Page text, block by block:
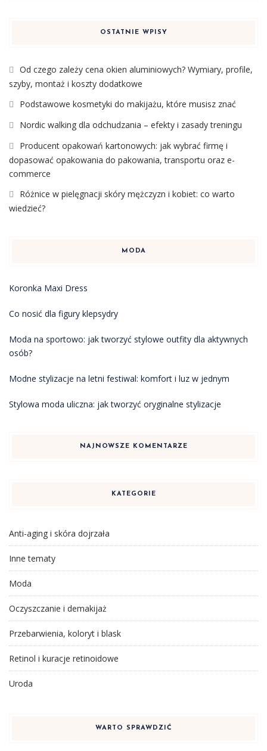
OSTATNIE WPISY
Od czego zależy cena okien aluminiowych? Wymiary, profile,
szyby, montaż i koszty dodatkowe
Podstawowe kosmetyki do makijażu, które musisz znać
Nordic walking dla odchudzania – efekty i zasady treningu
Producent opakowań kartonowych: jak wybrać firmę i
dopasować opakowania do pakowania, transportu oraz e-
commerce
Różnice w pielęgnacji skóry mężczyzn i kobiet: co warto
wiedzieć?
MODA
Koronka Maxi Dress
Co nosić dla figury klepsydry
Moda na sportowo: jak tworzyć stylowe outfity dla aktywnych
osób?
Modne stylizacje na letni festiwal: komfort i luz w jednym
Stylowa moda uliczna: jak tworzyć oryginalne stylizacje
NAJNOWSZE KOMENTARZE
KATEGORIE
Anti-aging i skóra dojrzała
Inne tematy
Moda
Oczyszczanie i demakijaż
Przebarwienia, koloryt i blask
Retinol i kuracje retinoidowe
Uroda
WARTO SPRAWDZIĆ